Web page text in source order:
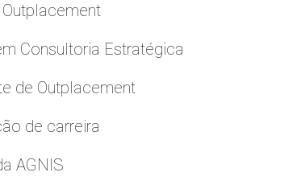
Consultoria Estratégica
de Outplacement
de carreira
AGNIS